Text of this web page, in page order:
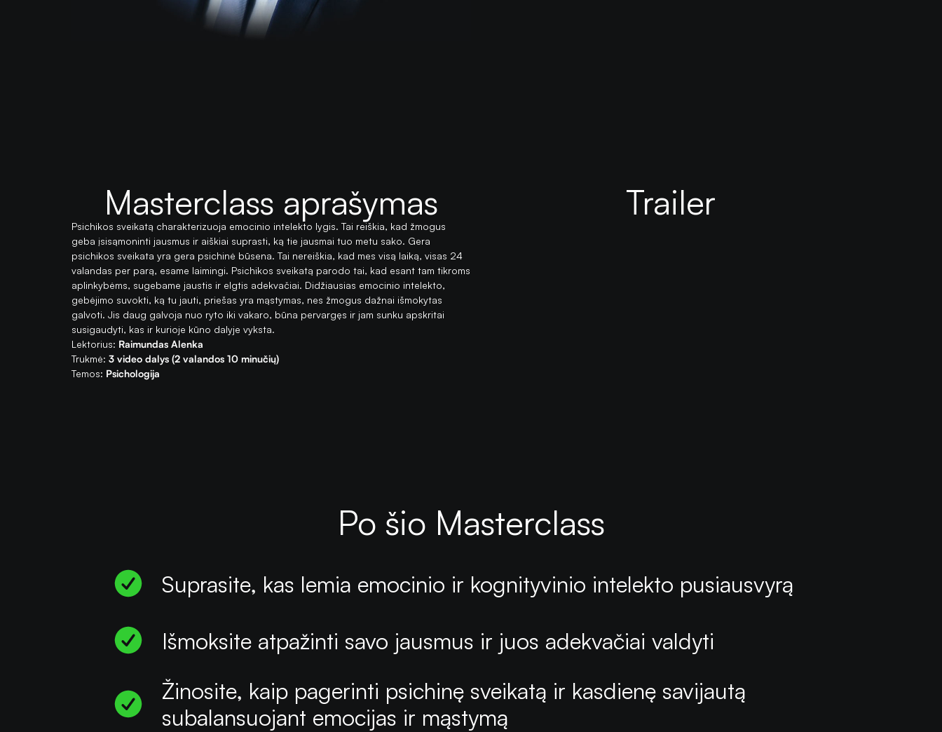
Masterclass aprašymas
Psichikos sveikatą charakterizuoja emocinio intelekto lygis. Tai reiškia, kad žmogus
geba įsisąmoninti jausmus ir aiškiai suprasti, ką tie jausmai tuo metu sako. Gera
psichikos sveikata yra gera psichinė būsena. Tai nereiškia, kad mes visą laiką, visas 24
valandas per parą, esame laimingi. Psichikos sveikatą parodo tai, kad esant tam tikroms
aplinkybėms, sugebame jaustis ir elgtis adekvačiai. Didžiausias emocinio intelekto,
gebėjimo suvokti, ką tu jauti, priešas yra mąstymas, nes žmogus dažnai išmokytas
galvoti. Jis daug galvoja nuo ryto iki vakaro, būna pervargęs ir jam sunku apskritai
susigaudyti, kas ir kurioje kūno dalyje vyksta.
Lektorius: Raimundas Alenka
Trukmė: 3 video dalys (2 valandos 10 minučių)
Temos: Psichologija
Trailer
Po šio Masterclass
Suprasite, kas lemia emocinio ir kognityvinio intelekto pusiausvyrą
Išmoksite atpažinti savo jausmus ir juos adekvačiai valdyti
Žinosite, kaip pagerinti psichinę sveikatą ir kasdienę savijautą
subalansuojant emocijas ir mąstymą